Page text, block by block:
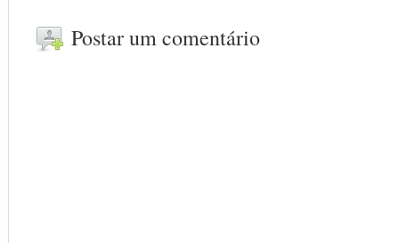
Postar um comentário